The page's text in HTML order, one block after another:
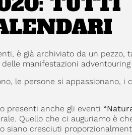
è già archiviato da un pezzo,
manifestazioni
le persone si appassionano, i
presenti anche gli eventi
Quello che ci auguriamo è
cresciuti